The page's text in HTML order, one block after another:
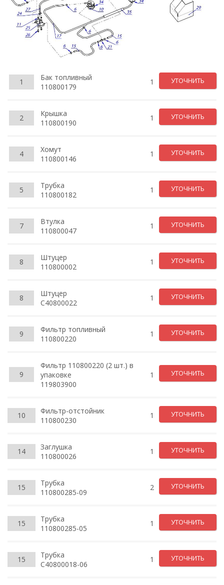
1
Бак топливный
110800179
1 УТОЧНИТЬ
2
Крышка
110800190
1 УТОЧНИТЬ
4
Хомут
110800146
1 УТОЧНИТЬ
5
Трубка
110800182
1 УТОЧНИТЬ
7
Втулка
110800047
1 УТОЧНИТЬ
8
Штуцер
110800002
1 УТОЧНИТЬ
8
Штуцер
C40800022
1 УТОЧНИТЬ
9
Фильтр топливный
110800220
1 УТОЧНИТЬ
9
Фильтр 110800220 (2 шт.) в
упаковке
119803900
1 УТОЧНИТЬ
10
Фильтр-отстойник
110800230
1 УТОЧНИТЬ
14
Заглушка
110800026
1 УТОЧНИТЬ
15
Трубка
110800285-09
2 УТОЧНИТЬ
15
Трубка
110800285-05
1 УТОЧНИТЬ
15
Трубка
C40800018-06
1 УТОЧНИТЬ